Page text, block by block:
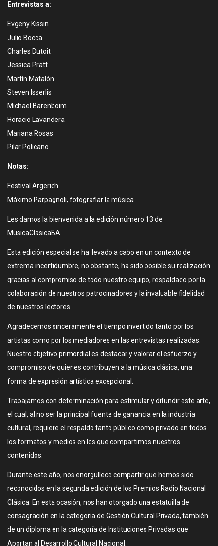
Entrevistas a:
Evgeny Kissin
Julio Bocca
Charles Dutoit
Jessica Pratt
Martín Matalón
Steven Isserlis
Michael Barenboim
Horacio Lavandera
Mariana Rosas
Pilar Policano
Notas:
Festival Argerich
Máximo Parpagnoli, fotografiar la música
Les damos la bienvenida a la edición número 13 de
MusicaClasicaBA.
Esta edición especial se ha llevado a cabo en un contexto de
extrema incertidumbre, no obstante, ha sido posible su realización
gracias al compromiso de todo nuestro equipo, respaldado por la
colaboración de nuestros patrocinadores y la invaluable fidelidad
de nuestros lectores.
Agradecemos sinceramente el tiempo invertido tanto por los
artistas como por los mediadores en las entrevistas realizadas.
Nuestro objetivo primordial es destacar y valorar el esfuerzo y
compromiso de quienes contribuyen a la música clásica, una
forma de expresión artística excepcional.
Trabajamos con determinación para estimular y difundir este arte,
el cual, al no ser la principal fuente de ganancia en la industria
cultural, requiere el respaldo tanto público como privado en todos
los formatos y medios en los que compartimos nuestros
contenidos.
Durante este año, nos enorgullece compartir que hemos sido
reconocidos en la segunda edición de los Premios Radio Nacional
Clásica. En esta ocasión, nos han otorgado una estatuilla de
consagración en la categoría de Gestión Cultural Privada, también
de un diploma en la categoría de Instituciones Privadas que
Aportan al Desarrollo Cultural Nacional.